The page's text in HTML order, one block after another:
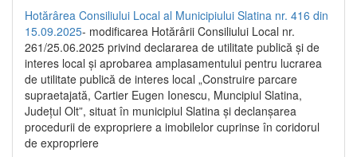
Hotărârea Consiliului Local al Municipiului Slatina nr. 416 din
15.09.2025- modificarea Hotărârii Consiliului Local nr.
261/25.06.2025 privind declararea de utilitate publică și de
interes local și aprobarea amplasamentului pentru lucrarea
de utilitate publică de interes local „Construire parcare
supraetajată, Cartier Eugen Ionescu, Muncipiul Slatina,
Județul Olt”, situat în municipiul Slatina și declanșarea
procedurii de expropriere a imobilelor cuprinse în coridorul
de expropriere